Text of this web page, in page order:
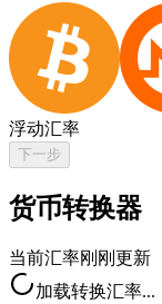
浮动汇率
下一步
货币转换器
当前汇率刚刚更新
加载转换汇率...